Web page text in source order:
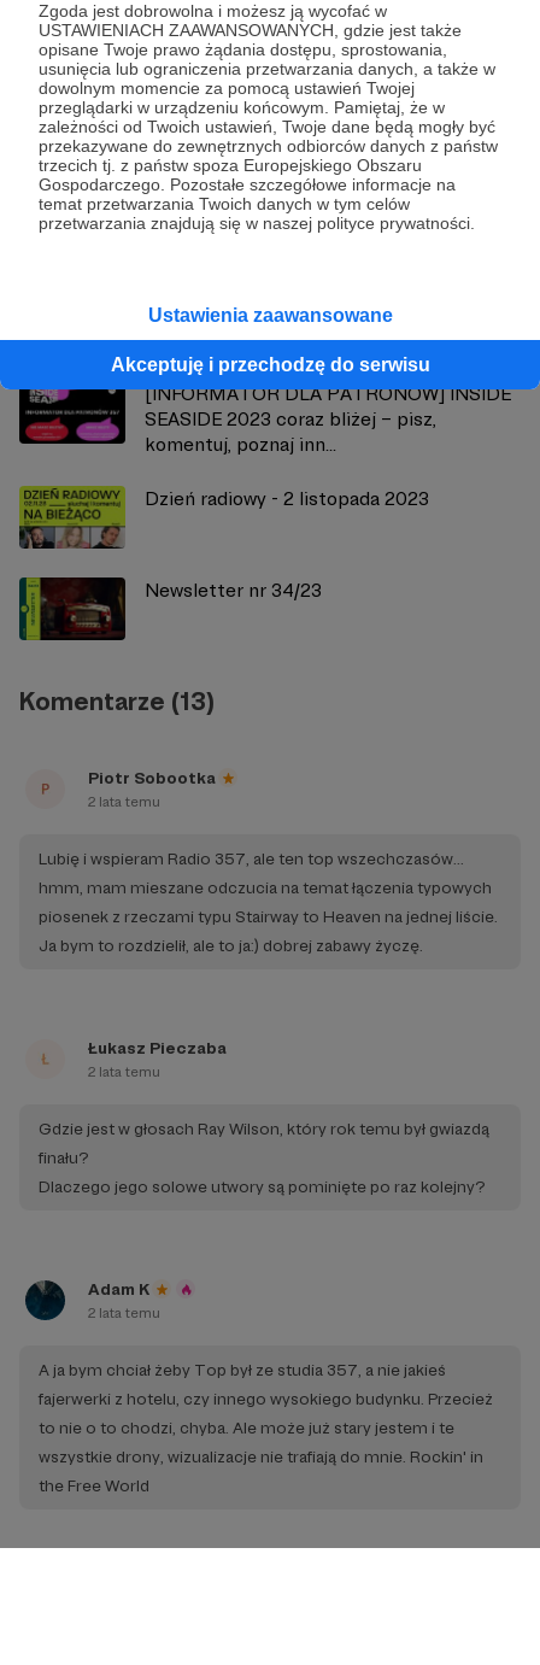
Zgoda jest dobrowolna i możesz ją wycofać w
USTAWIENIACH ZAAWANSOWANYCH, gdzie jest także
opisane Twoje prawo żądania dostępu, sprostowania,
usunięcia lub ograniczenia przetwarzania danych, a także w
dowolnym momencie za pomocą ustawień Twojej
przeglądarki w urządzeniu końcowym. Pamiętaj, że w
zależności od Twoich ustawień, Twoje dane będą mogły być
przekazywane do zewnętrznych odbiorców danych z państw
trzecich tj. z państw spoza Europejskiego Obszaru
Gospodarczego. Pozostałe szczegółowe informacje na
temat przetwarzania Twoich danych w tym celów
przetwarzania znajdują się w naszej polityce prywatności.
Ustawienia zaawansowane
Akceptuję i przechodzę do serwisu
Radio 357
Zobacz profil autora
Zobacz również
[INFORMATOR DLA PATRONÓW] INSIDE
SEASIDE 2023 coraz bliżej – pisz,
komentuj, poznaj inn...
Dzień radiowy - 2 listopada 2023
Newsletter nr 34/23
Komentarze (13)
Piotr Sobootka
2 lata temu
Lubię i wspieram Radio 357, ale ten top wszechczasów...
hmm, mam mieszane odczucia na temat łączenia typowych
piosenek z rzeczami typu Stairway to Heaven na jednej liście.
Ja bym to rozdzielił, ale to ja:) dobrej zabawy życzę.
Łukasz Pieczaba
2 lata temu
Gdzie jest w głosach Ray Wilson, który rok temu był gwiazdą
finału?
Dlaczego jego solowe utwory są pominięte po raz kolejny?
Adam K
2 lata temu
A ja bym chciał żeby Top był ze studia 357, a nie jakieś
fajerwerki z hotelu, czy innego wysokiego budynku. Przecież
to nie o to chodzi, chyba. Ale może już stary jestem i te
wszystkie drony, wizualizacje nie trafiają do mnie. Rockin' in
the Free World